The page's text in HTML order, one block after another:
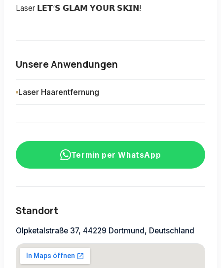
Laser 𝗟𝗘𝗧‘𝗦 𝗚𝗟𝗔𝗠 𝗬𝗢𝗨𝗥 𝗦𝗞𝗜𝗡!
Unsere Anwendungen
Laser Haarentfernung
Termin per WhatsApp
Standort
Olpketalstraße 37, 44229 Dortmund, Deutschland